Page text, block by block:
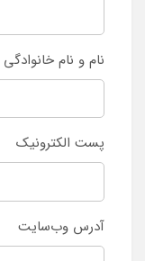
نام و نام خانوادگی
پست الکترونیک
آدرس وب‌سایت